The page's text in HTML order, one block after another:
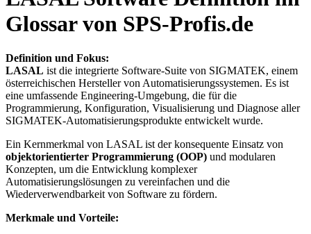
Glossar von SPS-Profis.de
Definition und Fokus:
LASAL ist die integrierte Software-Suite von SIGMATEK, einem
österreichischen Hersteller von Automatisierungssystemen. Es ist
eine umfassende Engineering-Umgebung, die für die
Programmierung, Konfiguration, Visualisierung und Diagnose aller
SIGMATEK-Automatisierungsprodukte entwickelt wurde.
Ein Kernmerkmal von LASAL ist der konsequente Einsatz von
objektorientierter Programmierung (OOP) und modularen
Konzepten, um die Entwicklung komplexer
Automatisierungslösungen zu vereinfachen und die
Wiederverwendbarkeit von Software zu fördern.
Merkmale und Vorteile: